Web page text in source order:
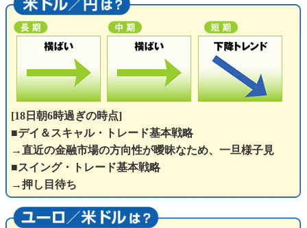
[18日朝6時過ぎの時点]
■デイ＆スキャル・トレード基本戦略
→直近の金融市場の方向性が曖昧なため、一旦様子見
■スイング・トレード基本戦略
→押し目待ち